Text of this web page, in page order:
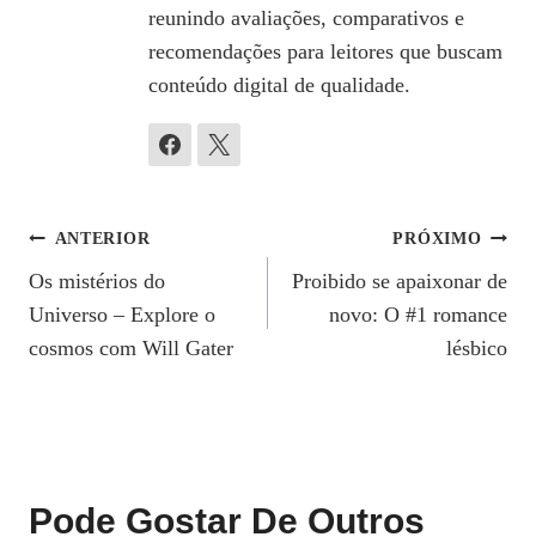
reunindo avaliações, comparativos e
recomendações para leitores que buscam
conteúdo digital de qualidade.
Navegação
De
Post
ANTERIOR
Os mistérios do
Universo – Explore o
cosmos com Will Gater
PRÓXIMO
Proibido se apaixonar de
novo: O #1 romance
lésbico
Pode Gostar De Outros